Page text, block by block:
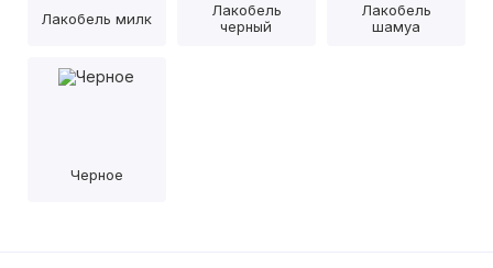
Лакобель милк
Лакобель
черный
Лакобель
шамуа
Черное